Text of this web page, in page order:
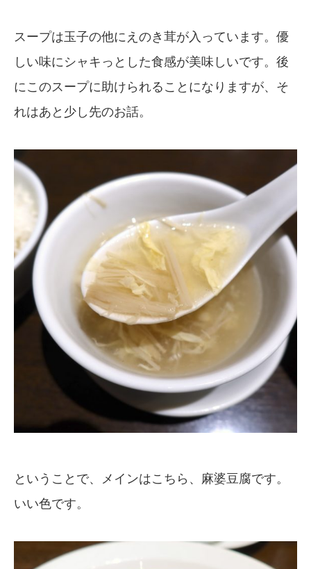
スープは玉子の他にえのき茸が入っています。優
しい味にシャキっとした食感が美味しいです。後
にこのスープに助けられることになりますが、そ
れはあと少し先のお話。
ということで、メインはこちら、麻婆豆腐です。
いい色です。